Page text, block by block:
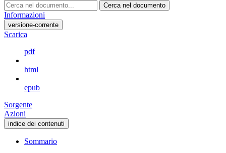
Cerca nel documento
Informazioni
versione-corrente
Scarica
pdf
html
epub
Sorgente
Azioni
indice dei contenuti
Sommario